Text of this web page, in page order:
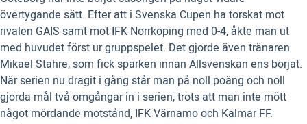
övertygande sätt. Efter att i Svenska Cupen ha torskat mot
rivalen GAIS samt mot IFK Norrköping med 0-4, åkte man ut
med huvudet först ur gruppspelet. Det gjorde även tränaren
Mikael Stahre, som fick sparken innan Allsvenskan ens börjat.
När serien nu dragit i gång står man på noll poäng och noll
gjorda mål två omgångar in i serien, trots att man inte mött
något mördande motstånd, IFK Värnamo och Kalmar FF.